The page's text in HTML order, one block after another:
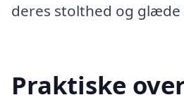
deres stolthed og
Praktiske